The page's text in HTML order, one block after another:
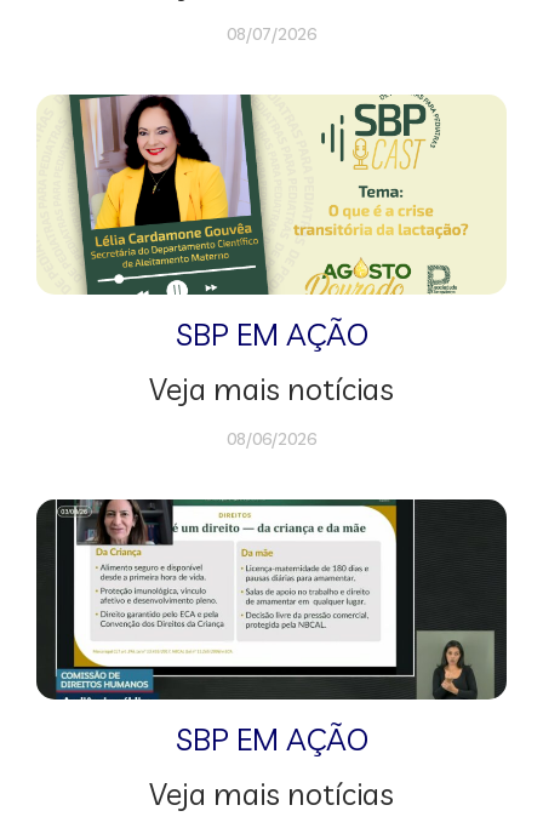
08/07/2026
SBP EM AÇÃO
Veja mais notícias
08/06/2026
SBP EM AÇÃO
Veja mais notícias